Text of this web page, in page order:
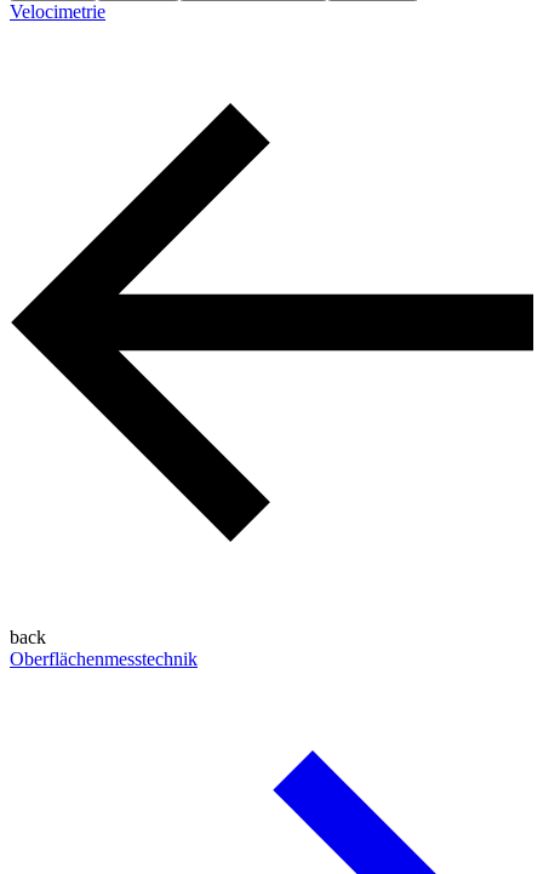
Velocimetrie
back
Oberflächenmesstechnik